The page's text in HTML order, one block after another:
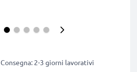
Consegna: 2-3 giorni lavorativi